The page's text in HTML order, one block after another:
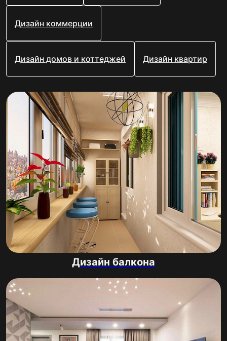
Дизайн коммерции
Дизайн домов и коттеджей Дизайн квартир
Дизайн балкона